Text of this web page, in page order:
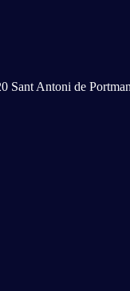
Sant Antoni de